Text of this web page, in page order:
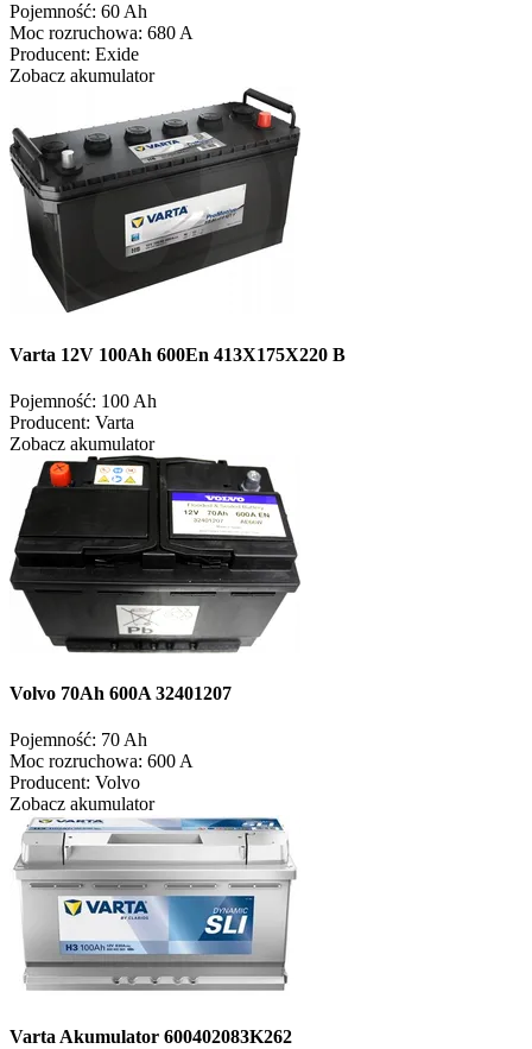
Pojemność: 60 Ah
Moc rozruchowa: 680 A
Producent: Exide
Zobacz akumulator
Varta 12V 100Ah 600En 413X175X220 B
Pojemność: 100 Ah
Producent: Varta
Zobacz akumulator
Volvo 70Ah 600A 32401207
Pojemność: 70 Ah
Moc rozruchowa: 600 A
Producent: Volvo
Zobacz akumulator
Varta Akumulator 600402083K262